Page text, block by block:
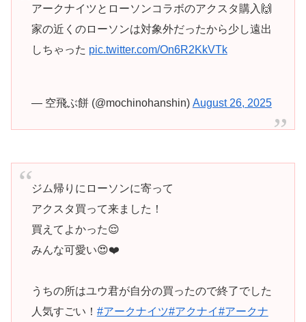
アークナイツとローソンコラボのアクスタ購入🙌
家の近くのローソンは対象外だったから少し遠出
しちゃった pic.twitter.com/On6R2KkVTk
— 空飛ぶ餅 (@mochinohanshin) August 26, 2025
ジム帰りにローソンに寄って
アクスタ買って来ました！
買えてよかった😌
みんな可愛い😍❤️
うちの所はユウ君が自分の買ったので終了でした
人気すごい！ #アークナイツ#アクナイ#アークナ